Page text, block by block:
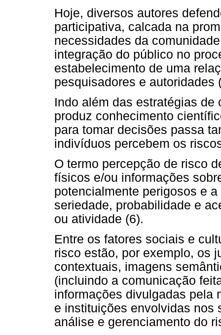
Hoje, diversos autores
participativa, calcada na
necessidades da
integração do público no
estabelecimento de uma
pesquisadores e autoridades
Indo além das estratégias
produz conhecimento
para tomar decisões passa
indivíduos percebem os
O termo percepção de risco
físicos e/ou informações
potencialmente perigosos e
seriedade, probabilidade e
ou atividade (6).
Entre os fatores sociais e
risco estão, por exemplo, os
contextuais, imagens
(incluindo a comunicação
informações divulgadas pela
e instituições envolvidas nos
análise e gerenciamento do